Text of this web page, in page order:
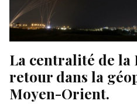
La centralité de la
retour dans la
Moyen-Orient.